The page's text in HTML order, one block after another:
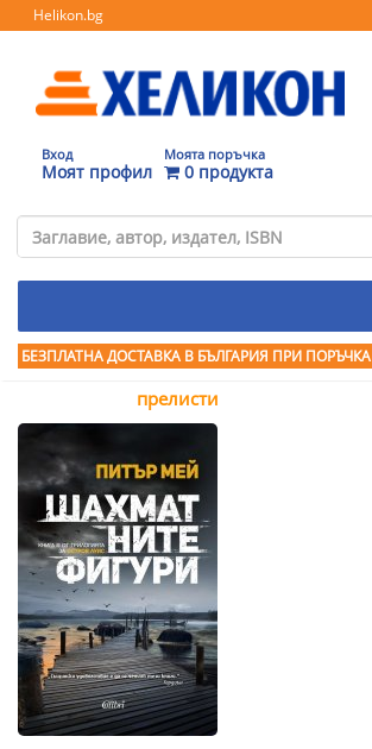
Helikon.bg
Вход
Моят профил
Моята поръчка
0 продукта
БЕЗПЛАТНА ДОСТАВКА В БЪЛГАРИЯ ПРИ ПОРЪЧКА
прелисти